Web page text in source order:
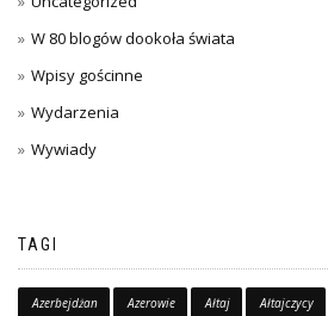
W 80 blogów dookoła świata
Wpisy gościnne
Wydarzenia
Wywiady
TAGI
Azerbejdżan Azerowie Ałtaj Ałtajczycy